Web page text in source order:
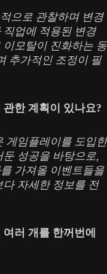
으로 관찰하며 변경
직업에 적용된 변경
모탈이 진화하는 동
추가적인 조정이 필
한 계획이 있나요?
게임플레이를 도입한
성공을 바탕으로,
가져올 이벤트들을
자세한 정보를 전
러 개를 한꺼번에